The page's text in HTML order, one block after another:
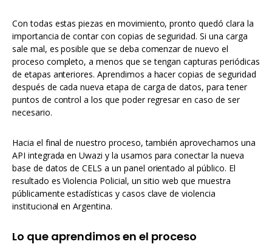
Con todas estas piezas en movimiento, pronto quedó clara la
importancia de contar con copias de seguridad. Si una carga
sale mal, es posible que se deba comenzar de nuevo el
proceso completo, a menos que se tengan capturas periódicas
de etapas anteriores. Aprendimos a hacer copias de seguridad
después de cada nueva etapa de carga de datos, para tener
puntos de control a los que poder regresar en caso de ser
necesario.
Hacia el final de nuestro proceso, también aprovechamos una
API integrada en Uwazi y la usamos para conectar la nueva
base de datos de CELS a un panel orientado al público. El
resultado es Violencia Policial, un sitio web que muestra
públicamente estadísticas y casos clave de violencia
institucional en Argentina.
Lo que aprendimos en el proceso